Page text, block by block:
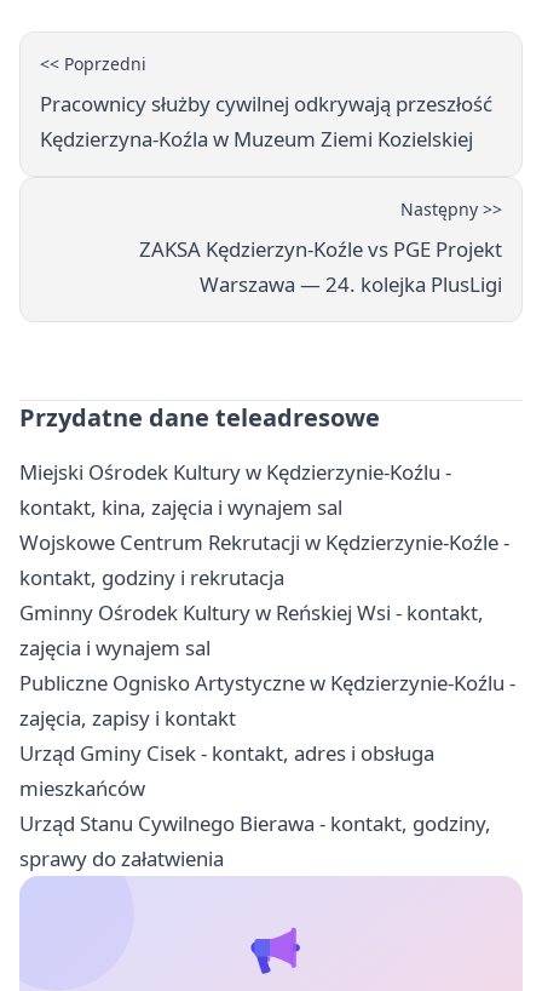
<< Poprzedni
Pracownicy służby cywilnej odkrywają przeszłość
Kędzierzyna-Koźla w Muzeum Ziemi Kozielskiej
Następny >>
ZAKSA Kędzierzyn-Koźle vs PGE Projekt
Warszawa — 24. kolejka PlusLigi
Przydatne dane teleadresowe
Miejski Ośrodek Kultury w Kędzierzynie-Koźlu -
kontakt, kina, zajęcia i wynajem sal
Wojskowe Centrum Rekrutacji w Kędzierzynie-Koźle -
kontakt, godziny i rekrutacja
Gminny Ośrodek Kultury w Reńskiej Wsi - kontakt,
zajęcia i wynajem sal
Publiczne Ognisko Artystyczne w Kędzierzynie-Koźlu -
zajęcia, zapisy i kontakt
Urząd Gminy Cisek - kontakt, adres i obsługa
mieszkańców
Urząd Stanu Cywilnego Bierawa - kontakt, godziny,
sprawy do załatwienia